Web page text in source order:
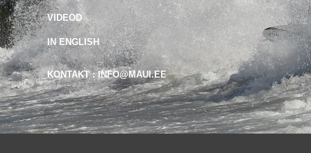
VIDEOD
IN ENGLISH
KONTAKT : INFO@MAUI.EE